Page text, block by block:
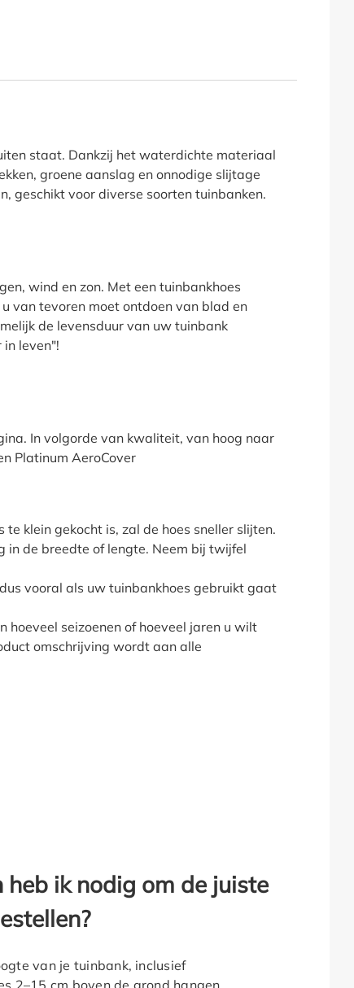
staat. Dankzij het waterdichte materiaal
groene aanslag en onnodige slijtage
geschikt voor diverse soorten tuinbanken.
wind en zon. Met een tuinbankhoes
van tevoren moet ontdoen van blad en
de levensduur van uw tuinbank
leven"!
In volgorde van kwaliteit, van hoog naar
Platinum AeroCover
klein gekocht is, zal de hoes sneller slijten.
in de breedte of lengte. Neem bij twijfel
vooral als uw tuinbankhoes gebruikt gaat
seizoenen of hoeveel jaren u wilt
omschrijving wordt aan alle
ik nodig om de juiste
van je tuinbank, inclusief
2–15 cm boven de grond hangen